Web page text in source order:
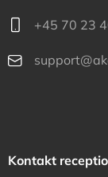
+45 70 23
Kontakt